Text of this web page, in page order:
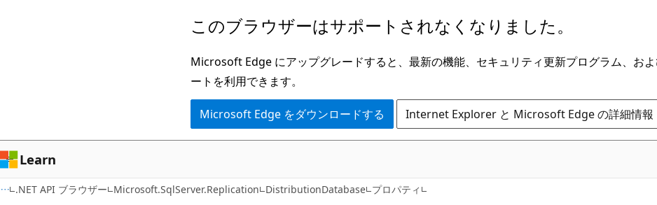
ン
ツ
に
ス
ゲ
ー
シ
ョ
このブラウザーはサポートされなくなりました。
Microsoft Edge にアップグレードすると、最新の機能、セキュリティ更新プログラム、お
ートを利用できます。
Microsoft Edge をダウンロードする Internet Explorer と Microsoft Edge の詳細情報
Learn
.NET API ブラウザー Microsoft.SqlServer.Replication DistributionDatabase プロパティ